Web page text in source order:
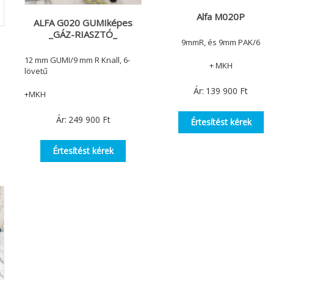
ALFA G020 GUMIképes
_GÁZ-RIASZTÓ_
12 mm GUMI/9 mm R Knall, 6-
lövetű
+MKH
Ár: 249 900 Ft
Értesítést kérek
Alfa M020P
9mmR, és 9mm PAK/6
+ MKH
Ár: 139 900 Ft
Értesítést kérek